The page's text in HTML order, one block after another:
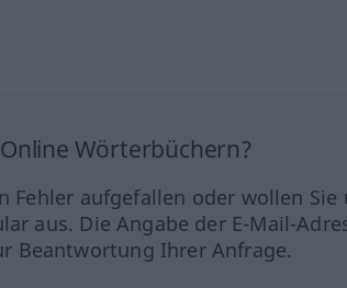
Wörterbüchern?
Fehler aufgefallen oder wollen Sie
aus. Die Angabe der E-Mail-
Beantwortung Ihrer Anfrage.